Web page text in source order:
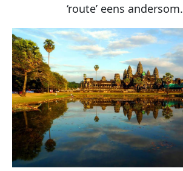
‘route’ eens andersom.